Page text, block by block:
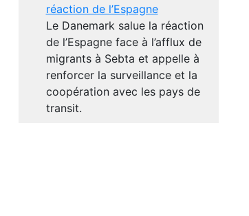
réaction de l’Espagne
Le Danemark salue la réaction
de l’Espagne face à l’afflux de
migrants à Sebta et appelle à
renforcer la surveillance et la
coopération avec les pays de
transit.